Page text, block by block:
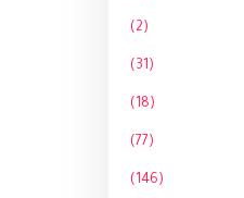
(2)
(31)
(18)
(77)
(146)